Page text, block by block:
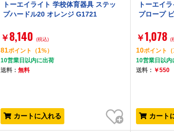
トーエイライト 学校体育器具 ステッ
プハードル20 オレンジ G1721
￥ 8,140 (税込)
81ポイント （1%）
10営業日以内に出荷
送料：無料
カートに入れる
お気に入り
トーエイ
プロープ
￥1,078 (
10ポイント （
10営業日以内
送料： ￥550
カート